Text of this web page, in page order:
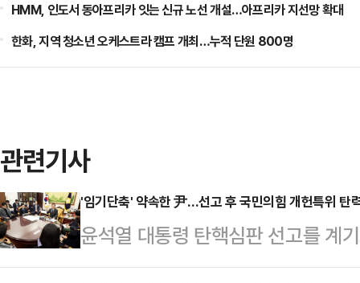
HMM, 인도서 동아프리카 잇는 신규 노선 개설…아프리카 지선망 확대
한화, 지역 청소년 오케스트라 캠프 개최…누적 단원 800명
관련기사
'임기단축' 약속한 尹…선고 후 국민의힘 개헌특위 탄
윤석열 대통령 탄핵심판 선고를 계
력을 받을지 주목된다. 기각 시에는